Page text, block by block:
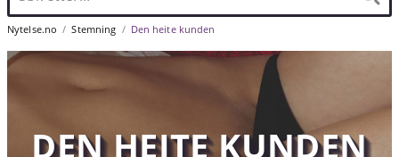
Nytelse.no Stemning Den heite kunden
DEN HEITE KUNDEN